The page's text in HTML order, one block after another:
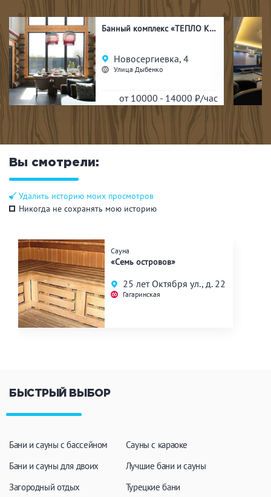
Банный комплекс «ТЕПЛО КЕЛО»
Новосергиевка, 4
Улица Дыбенко
от 10000 - 14000 ₽/час
Вы смотрели:
Удалить историю моих просмотров
Никогда не сохранять мою историю
Сауна
«Семь островов»
25 лет Октября ул., д. 22
Гагаринская
БЫСТРЫЙ ВЫБОР
Бани и сауны с бассейном
Бани и сауны для двоих
Загородный отдых
Сауны с караоке
Лучшие бани и сауны
Турецкие бани